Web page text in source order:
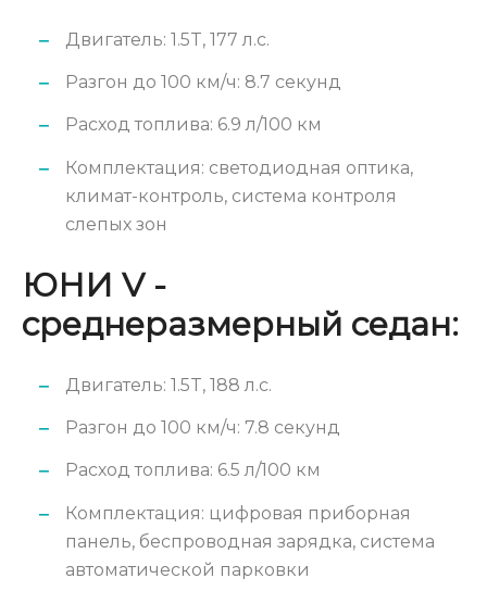
Двигатель: 1.5T, 177 л.с.
Разгон до 100 км/ч: 8.7 секунд
Расход топлива: 6.9 л/100 км
Комплектация: светодиодная оптика,
климат-контроль, система контроля
слепых зон
ЮНИ V -
среднеразмерный седан:
Двигатель: 1.5T, 188 л.с.
Разгон до 100 км/ч: 7.8 секунд
Расход топлива: 6.5 л/100 км
Комплектация: цифровая приборная
панель, беспроводная зарядка, система
автоматической парковки